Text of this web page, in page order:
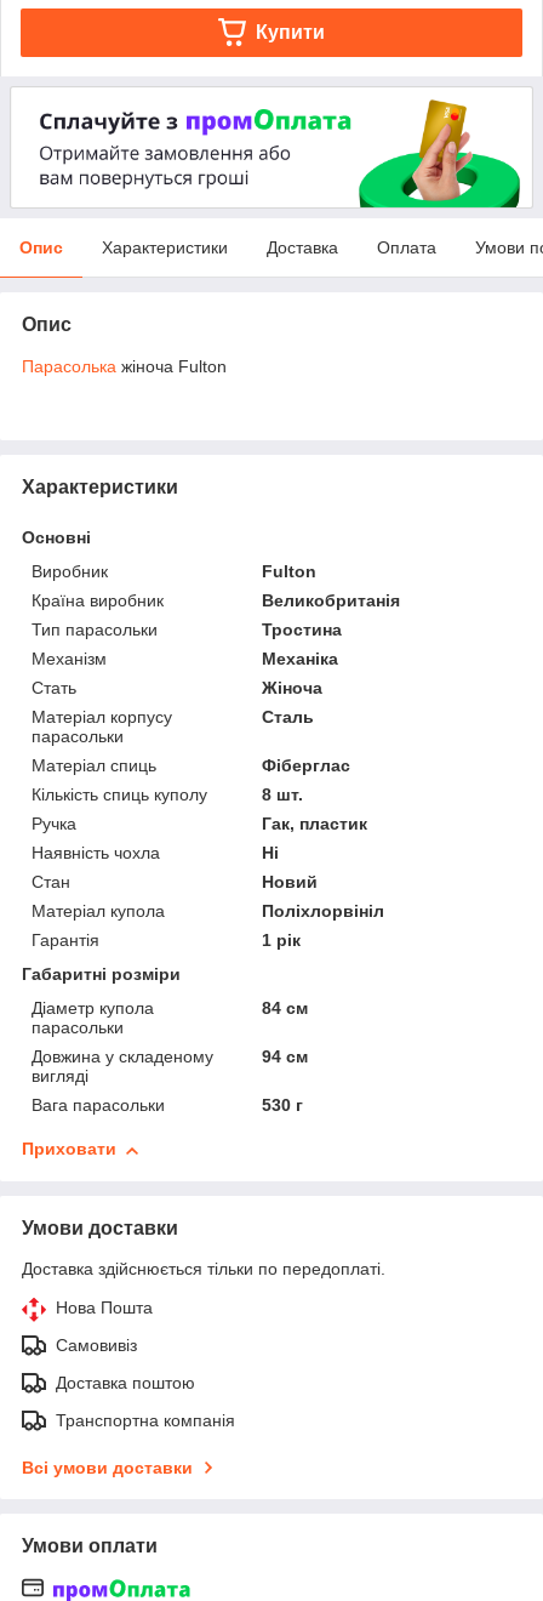
Купити
Опис Характеристики Доставка Оплата Умови
Опис
Парасолька жіноча Fulton
Характеристики
Основні
Виробник
Fulton
Країна виробник
Великобританія
Тип парасольки
Тростина
Механізм
Механіка
Стать
Жіноча
Матеріал корпусу
парасольки
Сталь
Матеріал спиць
Фіберглас
Кількість спиць куполу
8 шт.
Ручка
Гак, пластик
Наявність чохла
Ні
Стан
Новий
Матеріал купола
Поліхлорвініл
Гарантія
1 рік
Габаритні розміри
Діаметр купола
парасольки
84 см
Довжина у складеному
вигляді
94 см
Вага парасольки 530 г
Приховати
Умови доставки
Доставка здійснюється тільки по передоплаті.
Нова Пошта
Самовивіз
Доставка поштою
Транспортна компанія
Всі умови доставки
Умови оплати